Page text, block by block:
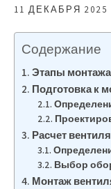
11 ДЕКАБРЯ 2025
Содержание
Этапы
Подготовка к
Расчет
Выбор
Монтаж